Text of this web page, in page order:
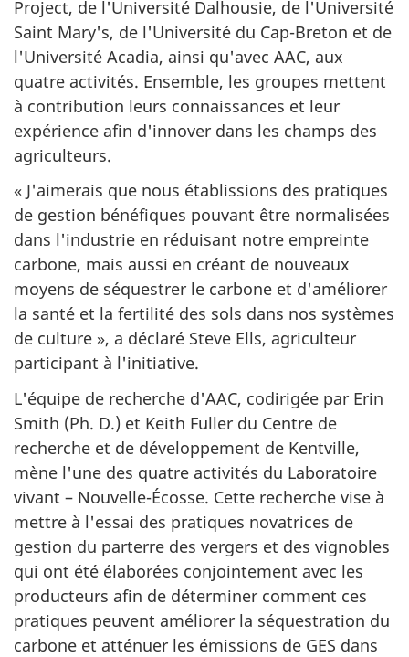
Project, de l'Université Dalhousie, de l'Université
Saint Mary's, de l'Université du Cap-Breton et de
l'Université Acadia, ainsi qu'avec AAC, aux
quatre activités. Ensemble, les groupes mettent
à contribution leurs connaissances et leur
expérience afin d'innover dans les champs des
agriculteurs.
« J'aimerais que nous établissions des pratiques
de gestion bénéfiques pouvant être normalisées
dans l'industrie en réduisant notre empreinte
carbone, mais aussi en créant de nouveaux
moyens de séquestrer le carbone et d'améliorer
la santé et la fertilité des sols dans nos systèmes
de culture », a déclaré Steve Ells, agriculteur
participant à l'initiative.
L'équipe de recherche d'AAC, codirigée par Erin
Smith (Ph. D.) et Keith Fuller du Centre de
recherche et de développement de Kentville,
mène l'une des quatre activités du Laboratoire
vivant – Nouvelle-Écosse. Cette recherche vise à
mettre à l'essai des pratiques novatrices de
gestion du parterre des vergers et des vignobles
qui ont été élaborées conjointement avec les
producteurs afin de déterminer comment ces
pratiques peuvent améliorer la séquestration du
carbone et atténuer les émissions de GES dans